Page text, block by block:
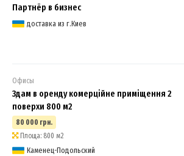
Партнёр в бизнес
доставка из г.Киев
Офисы
Здам в оренду комерційне приміщення 2
поверхи 800 м2
80 000 грн.
Площа: 800 м2
Каменец-Подольский